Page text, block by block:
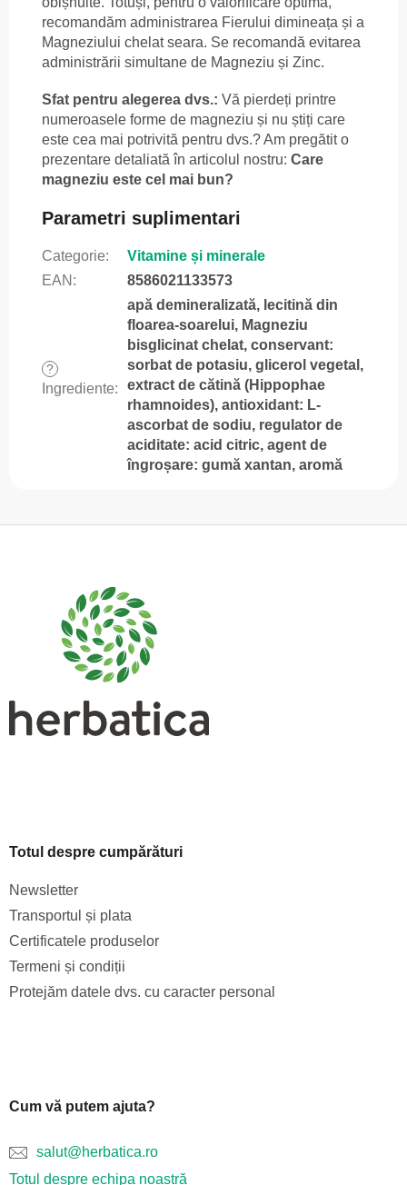
recomandăm administrarea Fierului dimineața și a
Magneziului chelat seara. Se recomandă evitarea
administrării simultane de Magneziu și Zinc.
Sfat pentru alegerea dvs.: Vă pierdeți printre
numeroasele forme de magneziu și nu știți care
este cea mai potrivită pentru dvs.? Am pregătit o
prezentare detaliată în articolul nostru: Care
magneziu este cel mai bun?
Parametri suplimentari
Categorie:
Vitamine și minerale
EAN : 8586021133573
?
Ingrediente:
apă demineralizată, lecitină din
floarea-soarelui, Magneziu
bisglicinat chelat, conservant:
sorbat de potasiu, glicerol vegetal,
extract de cătină (Hippophae
rhamnoides), antioxidant: L-
ascorbat de sodiu, regulator de
aciditate: acid citric, agent de
îngroșare: gumă xantan, aromă
Totul despre cumpărături
Newsletter
Transportul și plata
Certificatele produselor
Termeni și condiții
Protejăm datele dvs. cu caracter personal
Cum vă putem ajuta?
salut@herbatica.ro
Totul despre echipa noastră